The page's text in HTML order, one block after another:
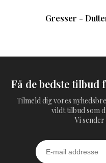
Gresser -
Få de bedste tilbud
Tilmeld dig vores
vildt tilbud som
Vi sender